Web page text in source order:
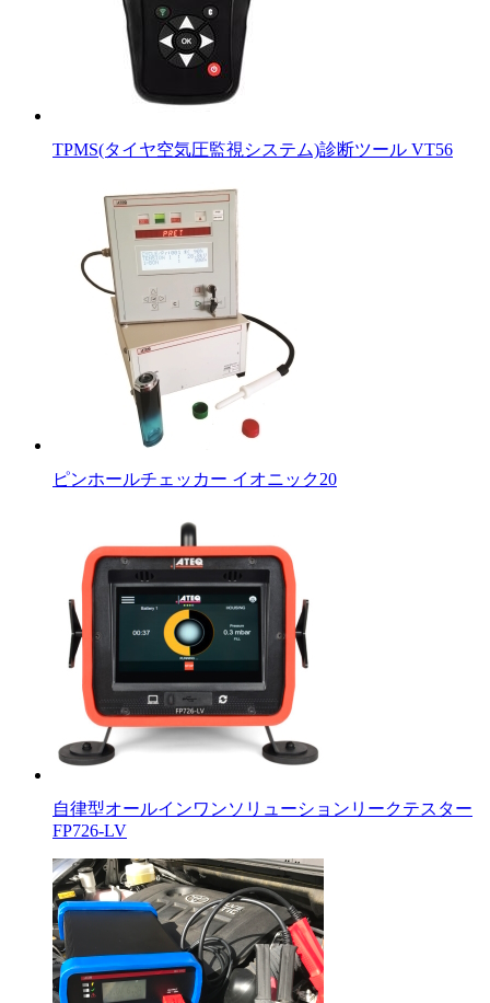
TPMS(タイヤ空気圧監視システム)診断ツール VT56
ピンホールチェッカー イオニック20
自律型オールインワンソリューションリークテスター
FP726-LV